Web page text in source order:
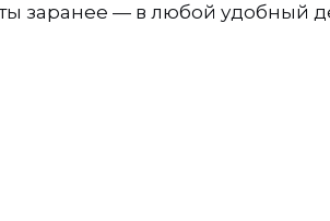
заранее — в любой удобный